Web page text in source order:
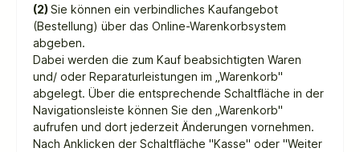
(2)Sie können ein verbindliches Kaufangebot
(Bestellung) über das Online-Warenkorbsystem
abgeben.
Dabei werden die zum Kauf beabsichtigten Waren
und/ oder Reparaturleistungen im „Warenkorb"
abgelegt. Über die entsprechende Schaltfläche in der
Navigationsleiste können Sie den „Warenkorb"
aufrufen und dort jederzeit Änderungen vornehmen.
Nach Anklicken der Schaltfläche "Kasse" oder "Weiter